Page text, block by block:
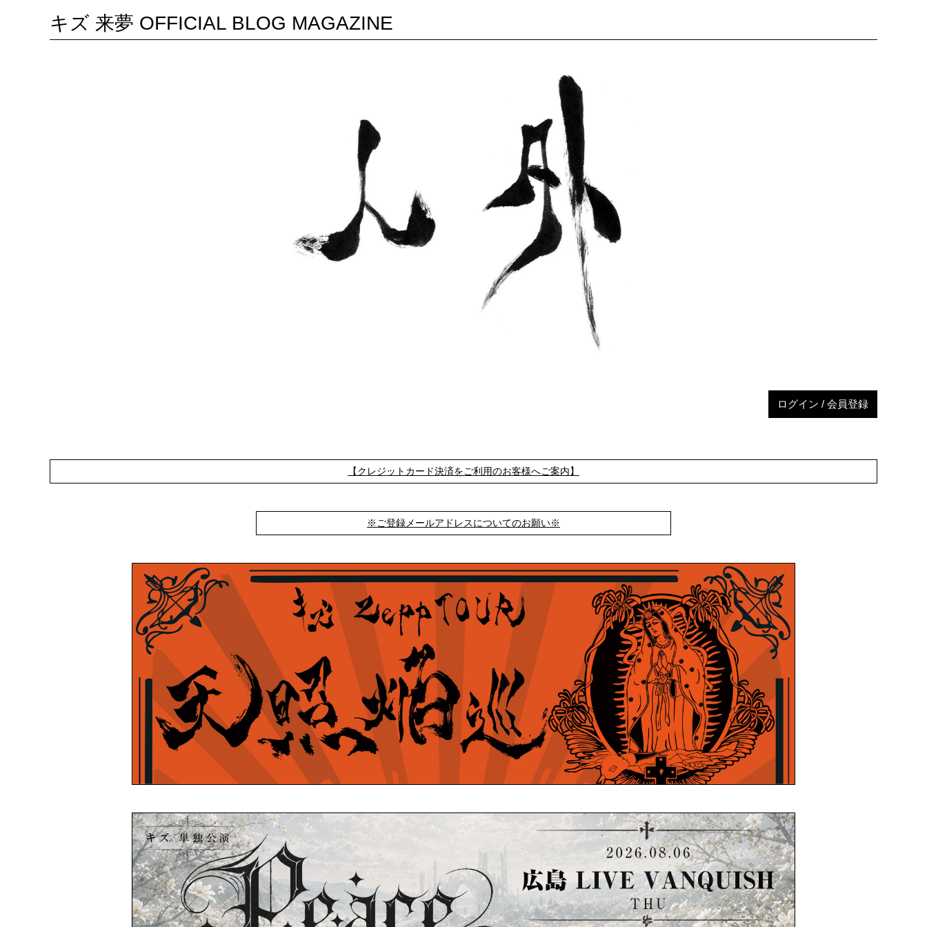
キズ 来夢 OFFICIAL BLOG MAGAZINE
ログイン / 会員登録
【クレジットカード決済をご利用のお客様へご案内】
※ご登録メールアドレスについてのお願い※